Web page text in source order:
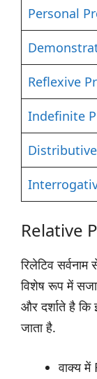
Personal
Reflexive
Indefinite
Distributive
Relative
रिलेटिव
विशेष रूप में
और दर्शाते है कि
जाता है.
वाक्य